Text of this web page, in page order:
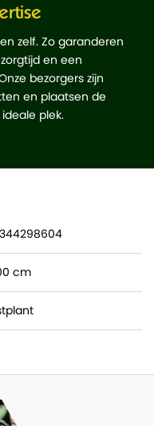
zelf. Zo garanderen
en een
bezorgers zijn
en plaatsen de
plek.
cm